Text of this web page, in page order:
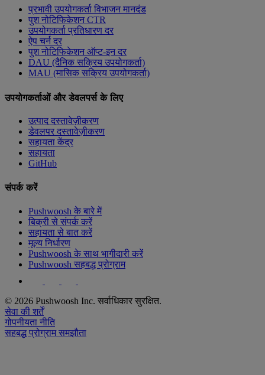
प्रभावी उपयोगकर्ता विभाजन मानदंड
पुश नोटिफिकेशन CTR
उपयोगकर्ता प्रतिधारण दर
ऐप चर्न दर
पुश नोटिफिकेशन ऑप्ट-इन दर
DAU (दैनिक सक्रिय उपयोगकर्ता)
MAU (मासिक सक्रिय उपयोगकर्ता)
उपयोगकर्ताओं और डेवलपर्स के लिए
उत्पाद दस्तावेज़ीकरण
डेवलपर दस्तावेज़ीकरण
सहायता केंद्र
सहायता
GitHub
संपर्क करें
Pushwoosh के बारे में
बिक्री से संपर्क करें
सहायता से बात करें
मूल्य निर्धारण
Pushwoosh के साथ भागीदारी करें
Pushwoosh सहबद्ध प्रोग्राम
© 2026 Pushwoosh Inc. सर्वाधिकार सुरक्षित.
सेवा की शर्तें
गोपनीयता नीति
सहबद्ध प्रोग्राम समझौता